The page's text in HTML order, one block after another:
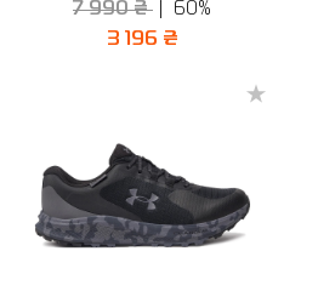
7 990 ₴ 60%
3 196 ₴